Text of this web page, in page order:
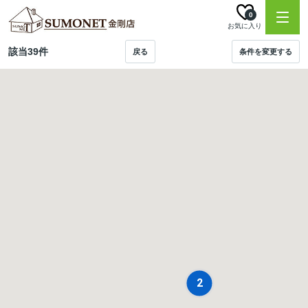
お気に入り
0
該当39件 戻る 条件を変更する
2